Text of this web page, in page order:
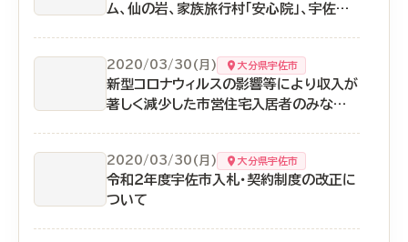
ム、仙の岩、家族旅行村「安心院」、宇佐神
2020/03/30(月) 大分県宇佐市
新型コロナウィルスの影響等により収入が
著しく減少した市営住宅入居者のみなさま
2020/03/30(月) 大分県宇佐市
令和２年度宇佐市入札・契約制度の改正に
ついて